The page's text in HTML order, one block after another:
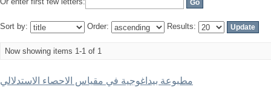
Sort by: Order: Results:
Now showing items 1-1 of 1
مطبوعة بيداغوجية في مقياس الاحصاء الاستدلالي